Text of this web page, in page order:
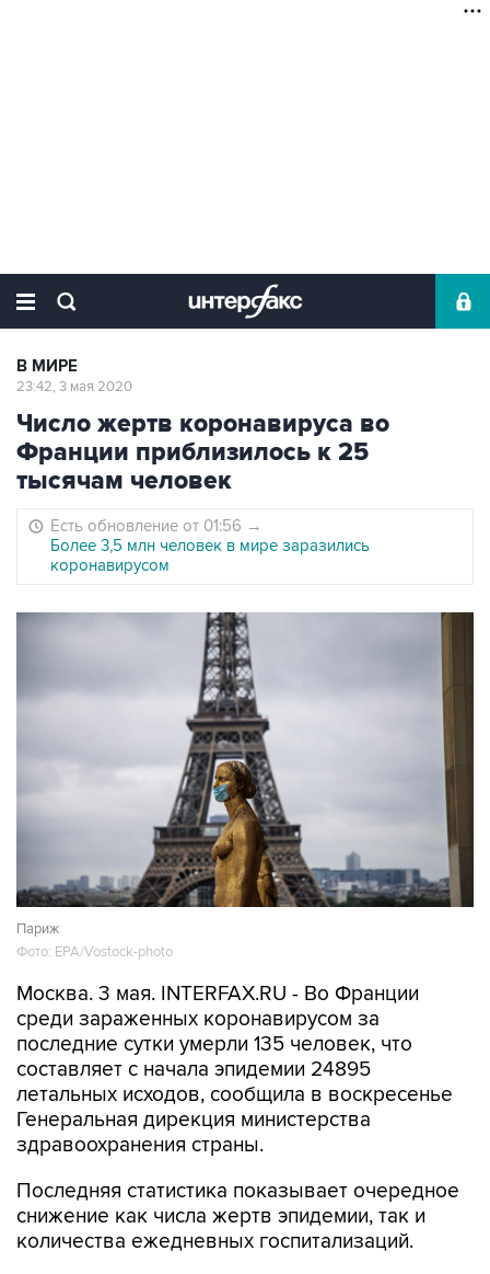
В МИРЕ
23:42, 3 мая 2020
Число жертв коронавируса во
Франции приблизилось к 25
тысячам человек
Есть обновление от 01:56 →
Более 3,5 млн человек в мире заразились
коронавирусом
Париж
Фото: EPA/Vostock-photo
Москва. 3 мая. INTERFAX.RU - Во Франции
среди зараженных коронавирусом за
последние сутки умерли 135 человек, что
составляет с начала эпидемии 24895
летальных исходов, сообщила в воскресенье
Генеральная дирекция министерства
здравоохранения страны.
Последняя статистика показывает очередное
снижение как числа жертв эпидемии, так и
количества ежедневных госпитализаций.